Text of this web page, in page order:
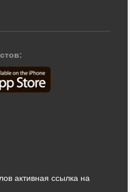
активная ссылка на